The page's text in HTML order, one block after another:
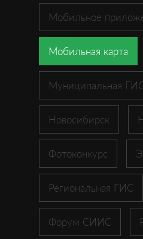
Мобильное
Мобильная карта
Муниципальная
Новосибирск
Фотоконкурс
Региональная ГИС
Форум СИИС